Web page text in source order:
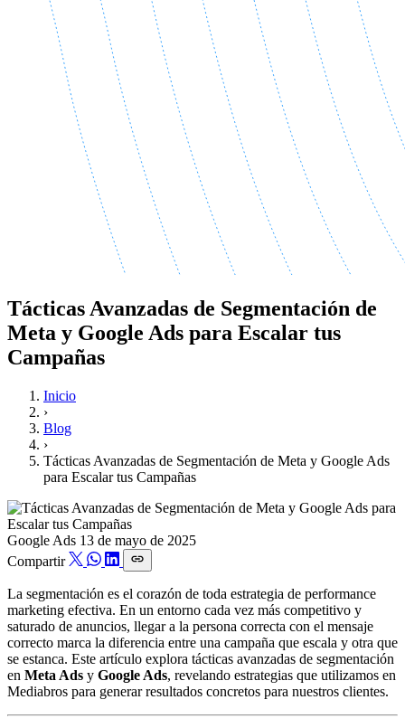
Tácticas Avanzadas de Segmentación de
Meta y Google Ads para Escalar tus
Campañas
Inicio
›
Blog
›
Tácticas Avanzadas de Segmentación de Meta y Google Ads
para Escalar tus Campañas
Google Ads 13 de mayo de 2025
Compartir
La segmentación es el corazón de toda estrategia de performance
marketing efectiva. En un entorno cada vez más competitivo y
saturado de anuncios, llegar a la persona correcta con el mensaje
correcto marca la diferencia entre una campaña que escala y otra que
se estanca. Este artículo explora tácticas avanzadas de segmentación
en Meta Ads y Google Ads, revelando estrategias que utilizamos en
Mediabros para generar resultados concretos para nuestros clientes.